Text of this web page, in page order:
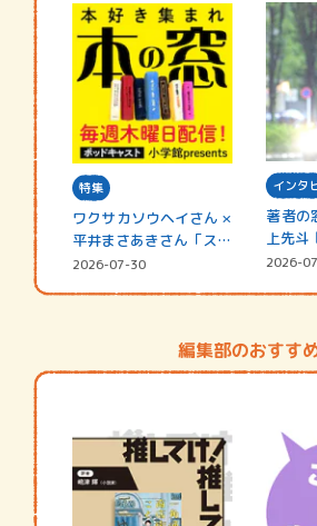
特集
ワクサカソウヘイさん ×
平井まさあきさん「スペ
シャ…
2026-07-30
インタ
著者
上先斗
い』
2026-
編集部のおすす